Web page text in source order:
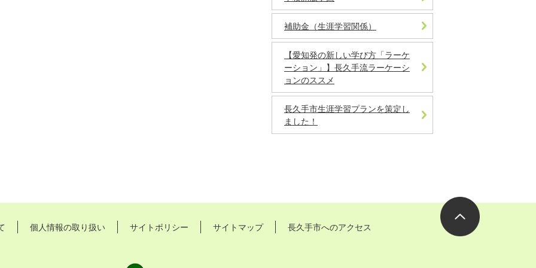
補助金（生涯学習関係）
【愛知発の新しい学び方「ラーケ
ーション」】長久手流ラーケーシ
ョンのススメ
長久手市生涯学習プランを策定し
ました！
個人情報の取り扱い サイトポリシー サイトマップ 長久手市へのアクセス